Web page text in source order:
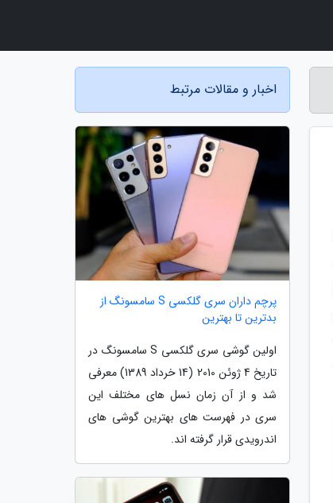
اخبار و مقالات مرتبط
پرچم داران سری گلکسی S سامسونگ از
بدترین تا بهترین
اولین گوشی سری گلکسی S سامسونگ در
تاریخ 4 ژوئن 2010 (14 خرداد 1389) معرفی
شد و از آن زمان نسل های مختلف این
سری در فهرست های بهترین گوشی های
اندرویدی قرار گرفته اند.